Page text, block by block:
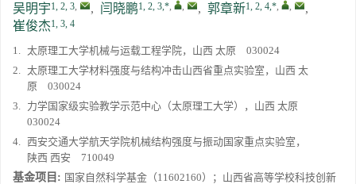
第十四届全国爆炸力学学术会议 第二轮通知
第二十一届中国高压科学学术会议第一轮通知
通知
《高压物理学报》第三届青年编委会招募启事
吴明宇1, 2, 3, , 闫晓鹏1, 2, 3,*, , , 郭章新1, 2, 4,*, ,
,
崔俊杰1, 3, 4
1. 太原理工大学机械与运载工程学院，山西 太原 030024
2. 太原理工大学材料强度与结构冲击山西省重点实验室，山西 太
原 030024
3. 力学国家级实验教学示范中心（太原理工大学），山西 太原
030024
4. 西安交通大学航天学院机械结构强度与振动国家重点实验室，
陕西 西安 710049
基金项目: 国家自然科学基金（11602160）；山西省高等学校科技创新